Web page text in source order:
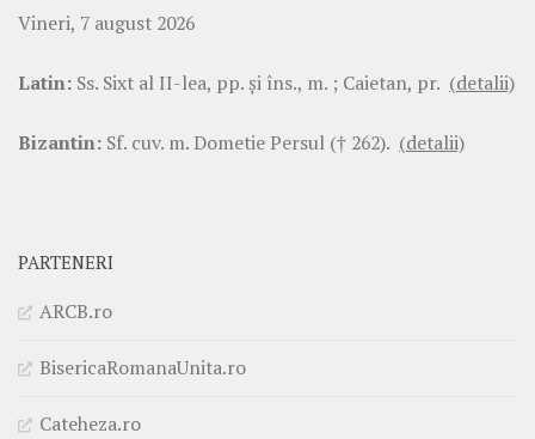
Vineri, 7 august 2026
Latin: Ss. Sixt al II-lea, pp. şi îns., m. ; Caietan, pr. (detalii)
Bizantin: Sf. cuv. m. Dometie Persul († 262). (detalii)
PARTENERI
ARCB.ro
BisericaRomanaUnita.ro
Cateheza.ro